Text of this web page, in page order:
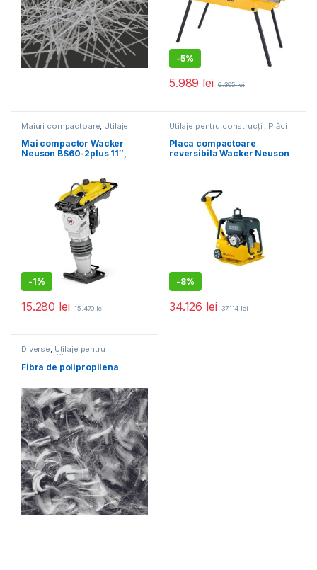
-5%
5.989 lei 6.305lei
Maiuri compactoare, Utilaje
Mai compactor Wacker
Neuson BS60-2plus 11″,
-1%
15.280 lei 15.470lei
Utilaje pentru construcții, Plăci
Placa compactoare
reversibila Wacker Neuson
-8%
34.126 lei 37.114lei
Diverse, Utilaje pentru
construcții
Fibra de polipropilena